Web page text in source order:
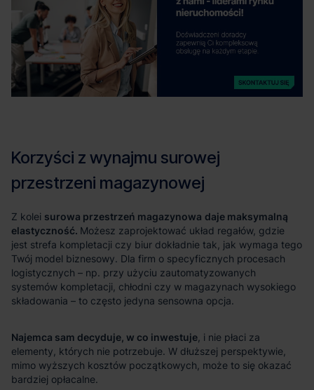
surowa przestrzeń magazynowa daje maksymalną
elastyczność.
Najemca sam decyduje, w co inwestuje